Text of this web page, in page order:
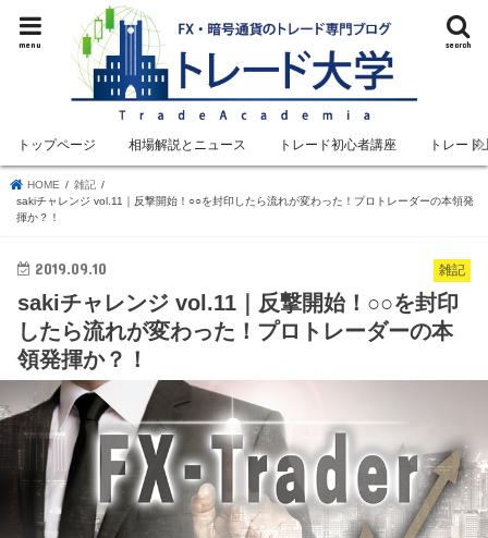
search
menu
トップページ 相場解説とニュース トレード初心者講座 トレード
HOME
雑記
sakiチャレンジ vol.11｜反撃開始！○○を封印したら流れが変わった！プロトレーダーの本領発
揮か？！
雑記
2019.09.10
sakiチャレンジ vol.11｜反撃開始！○○を封印
したら流れが変わった！プロトレーダーの本
領発揮か？！